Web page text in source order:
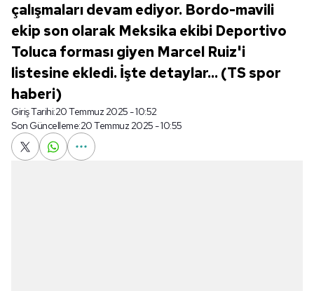
çalışmaları devam ediyor. Bordo-mavili
ekip son olarak Meksika ekibi Deportivo
Toluca forması giyen Marcel Ruiz'i
listesine ekledi. İşte detaylar... (TS spor
haberi)
Giriş Tarihi:20 Temmuz 2025 - 10:52
Son Güncelleme:20 Temmuz 2025 - 10:55